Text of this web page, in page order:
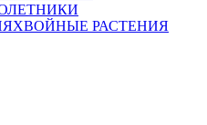
ХВОЙНЫЕ РАСТЕНИЯ